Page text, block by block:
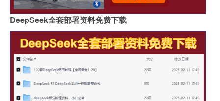
DeepSeek全套部署资料免费下载